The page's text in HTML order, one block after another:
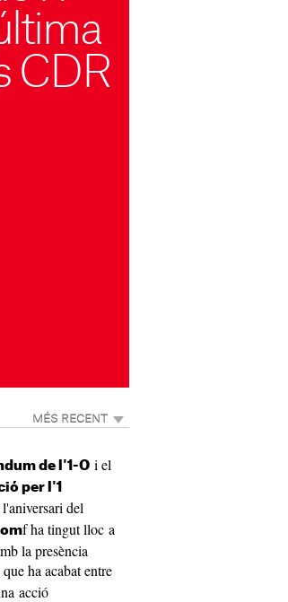
CDR
MÉS RECENT
de l'1-O i el
per l'1
del
f ha tingut lloc a
la presència
que ha acabat entre
acció